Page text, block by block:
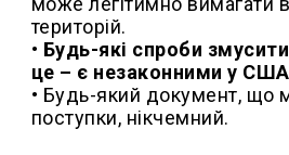
територій.
• Будь-які спроби
це – є незаконними у
• Будь-який документ, що
поступки, нікчемний.